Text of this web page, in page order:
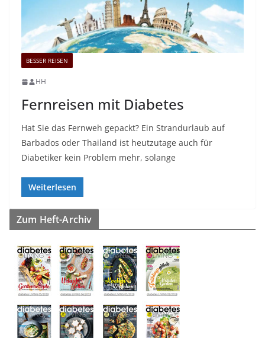
BESSER REISEN
HH
Fernreisen mit Diabetes
Hat Sie das Fernweh gepackt? Ein Strandurlaub auf
Barbados oder Thailand ist heutzutage auch für
Diabetiker kein Problem mehr, solange
Weiterlesen
Zum Heft-Archiv